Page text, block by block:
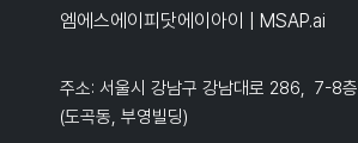
엠에스에이피닷에이아이 | MSAP.ai
주소: 서울시 강남구 강남대로 286, 7-8층
(도곡동, 부영빌딩)